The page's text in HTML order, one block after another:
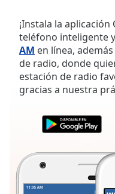
Mute
Current
Time0:00
Duration-:-
Loaded:
LIVE
live,
currently
behind
LIVE
¡Instala la
teléfono inteligente
AM en línea,
de radio, donde
estación de radio
gracias a nuestra